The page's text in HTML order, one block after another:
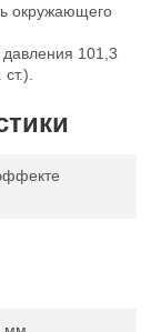
окружающего
101,3